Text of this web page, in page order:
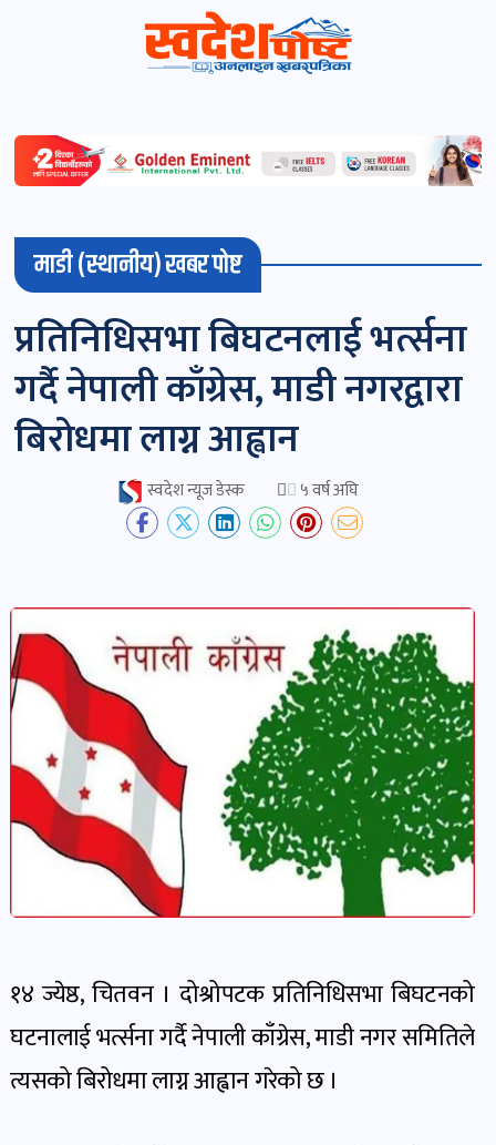
विशेष
माडी
(स्थानीय)
खबर
पोष्ट
चितवन
खबर
खबर
पोष्ट
विकास-
निर्माण
खबर
पोष्ट
पोष्ट
पर्यटन
माडी (स्थानीय) खबर पोष्ट
प्रतिनिधिसभा बिघटनलाई भर्त्सना
गर्दै नेपाली काँग्रेस, माडी नगरद्वारा
बिरोधमा लाग्न आह्वान
स्वदेश न्यूज डेस्क ५ वर्ष अघि
१४ ज्येष्ठ, चितवन । दोश्रोपटक प्रतिनिधिसभा बिघटनको
घटनालाई भर्त्सना गर्दै नेपाली काँग्रेस, माडी नगर समितिले
त्यसको बिरोधमा लाग्न आह्वान गरेको छ ।